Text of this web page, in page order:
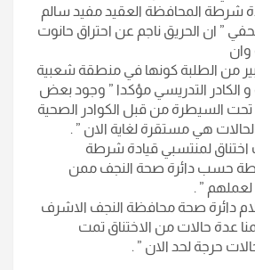
شرطة المحافظة العقيد مفيد سالم
” ان الحريق ناجم عن احتراق حانوت
وان
من الطلبة كونها في منطقة شعبية
و الكادر التدريسي مؤكدا ” وجود بعض
تحت السيطرة من قبل الكوادر الصحية
هي مستقرة لغاية الان ” .
4 حالات اختناق لمنتسبي قيادة شرطة
حسب دائرة صحة النجف ممن
لعملهم ” .
دائرة صحة محافظة النجف الاشرف
عدة حالات من الاختناق تمت
حرجة لحد الان ” .